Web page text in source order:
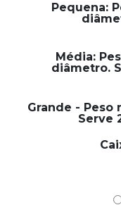
Pequena:
Média:
diâmetro.
Grande - Peso
Serve